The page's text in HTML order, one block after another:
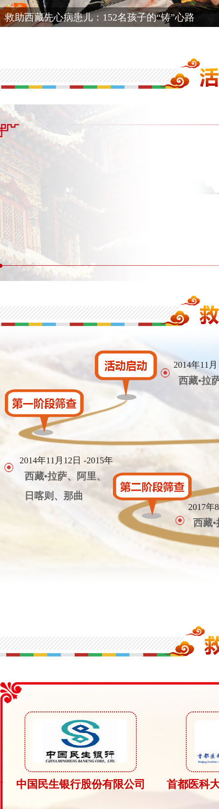
救助西藏先心病患儿：152名孩子的“铸”心路
【光明日报】让“心声”在雪域韵动
【组图】光彩铸“心”路：获治西藏先心病患儿痊
光彩西藏儿童先心病救治回访首日 一名患儿获救
遇河水淹没道路 光彩西藏儿童先心病救治回访涉
2014年11月
西藏•拉
2014年11月12日 -2015年
西藏•拉萨、阿里、
日喀则、那曲
2017年
西藏
中国民生银行股份有限公司 首都医科